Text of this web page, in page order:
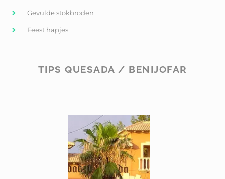
Gevulde stokbroden
Feest hapjes
TIPS QUESADA / BENIJOFAR